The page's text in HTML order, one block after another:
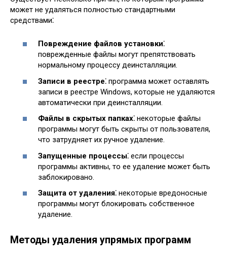
может не удаляться полностью стандартными
средствами⁚
Повреждение файлов установки⁚
поврежденные файлы могут препятствовать
нормальному процессу деинсталляции.
Записи в реестре⁚ программа может оставлять
записи в реестре Windows, которые не удаляются
автоматически при деинсталляции.
Файлы в скрытых папках⁚ некоторые файлы
программы могут быть скрыты от пользователя,
что затрудняет их ручное удаление.
Запущенные процессы⁚ если процессы
программы активны, то ее удаление может быть
заблокировано.
Защита от удаления⁚ некоторые вредоносные
программы могут блокировать собственное
удаление.
Методы удаления упрямых программ